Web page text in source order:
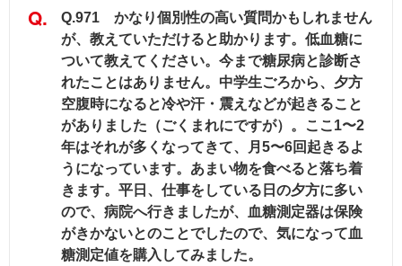
Q.971 かなり個別性の高い質問かもしれません
が、教えていただけると助かります。低血糖に
ついて教えてください。今まで糖尿病と診断さ
れたことはありません。中学生ごろから、夕方
空腹時になると冷や汗・震えなどが起きること
がありました（ごくまれにですが）。ここ1〜2
年はそれが多くなってきて、月5〜6回起きるよ
うになっています。あまい物を食べると落ち着
きます。平日、仕事をしている日の夕方に多い
ので、病院へ行きましたが、血糖測定器は保険
がきかないとのことでしたので、気になって血
糖測定値を購入してみました。